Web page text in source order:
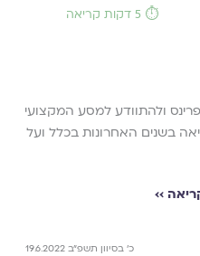
⏱️ 5 דקות קריאה
ולהתוודע למסע המקצועי
בשנים האחרונות בכלל ועל
››
כ׳ בסיוון תשפ״ב 19.6.2022